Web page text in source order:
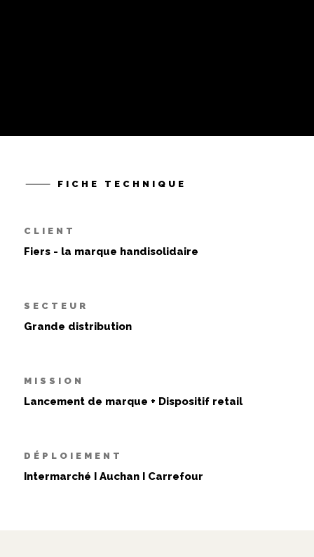
FICHE TECHNIQUE
CLIENT
Fiers - la marque handisolidaire
SECTEUR
Grande distribution
MISSION
Lancement de marque + Dispositif retail
DÉPLOIEMENT
Intermarché I Auchan I Carrefour